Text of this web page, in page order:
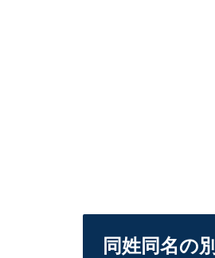
同姓同名の